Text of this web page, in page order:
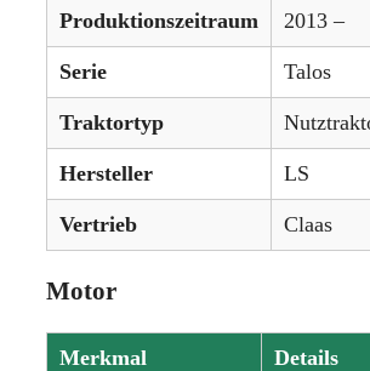
Produktionszeitraum 2013 –
Serie Talos
Traktortyp
Hersteller LS
Vertrieb Claas
Motor
Merkmal Details